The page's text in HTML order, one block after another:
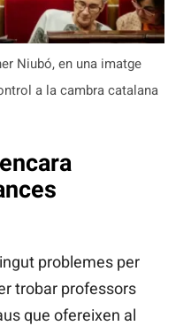
Niubó, en una imatge
a la cambra catalana
problemes per
trobar professors
que ofereixen al